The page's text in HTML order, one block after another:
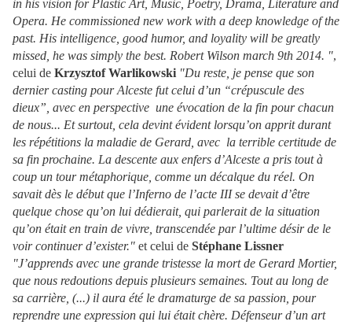
in his vision for Plastic Art, Music, Poetry, Drama, Literature and
Opera. He commissioned new work with a deep knowledge of the
past. His intelligence, good humor, and loyality will be greatly
missed, he was simply the best. Robert Wilson march 9th 2014. ",
celui de Krzysztof Warlikowski "Du reste, je pense que son
dernier casting pour Alceste fut celui d’un “crépuscule des
dieux”, avec en perspective une évocation de la fin pour chacun
de nous... Et surtout, cela devint évident lorsqu’on apprit durant
les répétitions la maladie de Gerard, avec la terrible certitude de
sa fin prochaine. La descente aux enfers d’Alceste a pris tout à
coup un tour métaphorique, comme un décalque du réel. On
savait dès le début que l’Inferno de l’acte III se devait d’être
quelque chose qu’on lui dédierait, qui parlerait de la situation
qu’on était en train de vivre, transcendée par l’ultime désir de le
voir continuer d’exister." et celui de Stéphane Lissner
"J’apprends avec une grande tristesse la mort de Gerard Mortier,
que nous redoutions depuis plusieurs semaines. Tout au long de
sa carrière, (...) il aura été le dramaturge de sa passion, pour
reprendre une expression qui lui était chère. Défenseur d’un art